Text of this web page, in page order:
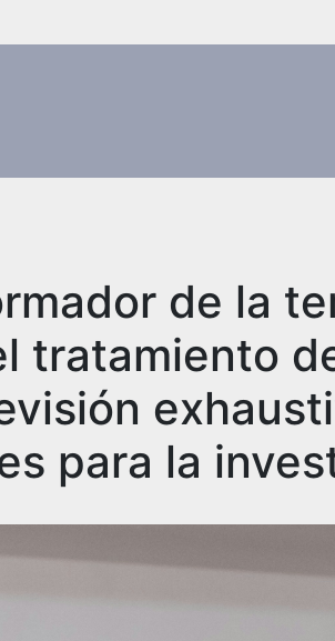
de la
tratamiento
para la